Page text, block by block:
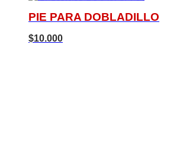
PIE PARA DOBLADILLO
$10.000